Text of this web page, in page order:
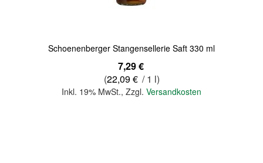
Schoenenberger Stangensellerie Saft 330 ml
7,29 €
(22,09 € / 1 l)
Inkl. 19% MwSt., Zzgl. Versandkosten